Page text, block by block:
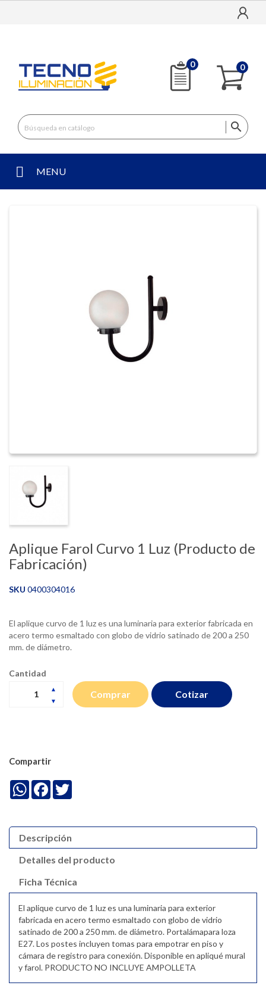
0 0

MENU
Aplique Farol Curvo 1 Luz (Producto de
Fabricación)
SKU 0400304016
El aplique curvo de 1 luz es una luminaria para exterior fabricada en
acero termo esmaltado con globo de vidrio satinado de 200 a 250
mm. de diámetro.
Cantidad
Comprar Cotizar
Compartir
WhatsApp
Facebook
Descripción
Detalles del producto
Ficha Técnica
El aplique curvo de 1 luz es una luminaria para exterior
fabricada en acero termo esmaltado con globo de vidrio
satinado de 200 a 250 mm. de diámetro. Portalámapara loza
E27. Los postes incluyen tomas para empotrar en piso y
cámara de registro para conexión. Disponible en apliqué mural
y farol. PRODUCTO NO INCLUYE AMPOLLETA